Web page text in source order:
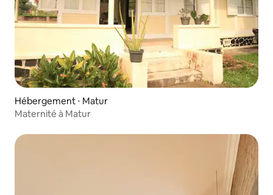
Hébergement ⋅ Matur
Maternité à Matur